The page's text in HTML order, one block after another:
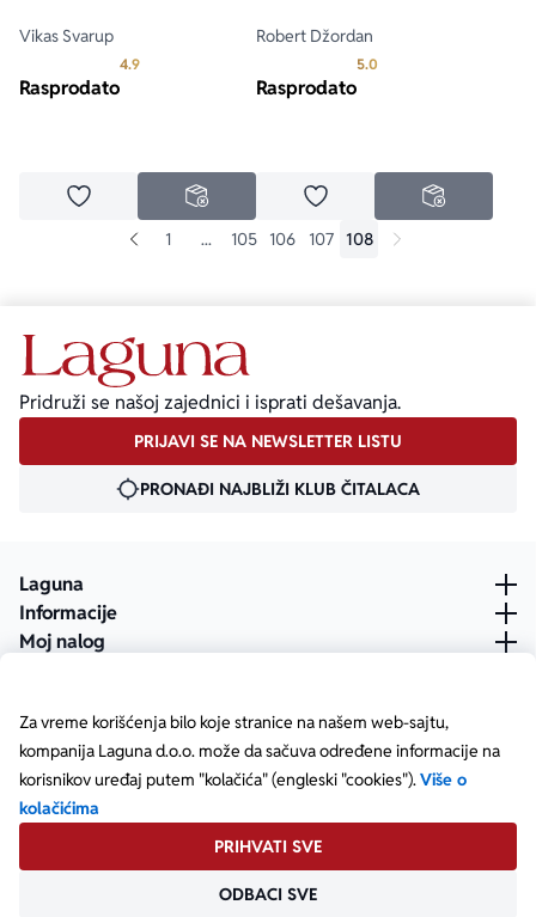
Za vreme korišćenja bilo koje stranice na našem web-sajtu,
kompanija Laguna d.o.o. može da sačuva određene informacije na
korisnikov uređaj putem "kolačića" (engleski "cookies").Više o
kolačićima
PRIHVATI SVE
ODBACI SVE
Vikas Svarup
4.9Prosecna ocena je 4.9 od 5
Rasprodato
Dodaj u omiljeneNEDOSTUPNO
Robert Džordan
5.0
Rasprodato
Dodaj u omiljene
1
... 105 106 107 108
Pridruži se našoj zajednici i isprati dešavanja.
PRIJAVI SE NA NEWSLETTER LISTU
PRONAĐI NAJBLIŽI KLUB ČITALACA
Laguna
Informacije
Moj nalog
Copyright © Laguna d.o.o. Starine Novaka 23, Beograd •
Posetite našu Facebook stranicu
Posetite našu X stranicu
Posetite našu Instagram stranicu
Posetite naš YouTube
Posetite našu TikTok stranicu
Posetite našu LinkedIn stranicu